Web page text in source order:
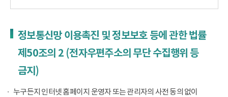
정보통신망 이용촉진 및 정보보호 등에 관한 법률
제50조의 2 (전자우편주소의 무단 수집행위 등
금지)
누구든지 인터넷 홈페이지 운영자 또는 관리자의 사전 동의 없이